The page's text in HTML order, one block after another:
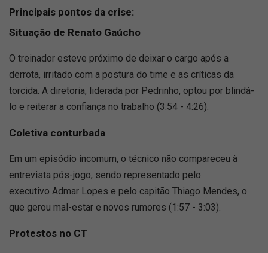
Principais pontos da crise:
Situação de Renato Gaúcho
O treinador esteve próximo de deixar o cargo após a
derrota, irritado com a postura do time e as críticas da
torcida. A diretoria, liderada por Pedrinho, optou por blindá-
lo e reiterar a confiança no trabalho (3:54 - 4:26).
Coletiva conturbada
Em um episódio incomum, o técnico não compareceu à
entrevista pós-jogo, sendo representado pelo
executivo Admar Lopes e pelo capitão Thiago Mendes, o
que gerou mal-estar e novos rumores (1:57 - 3:03).
Protestos no CT